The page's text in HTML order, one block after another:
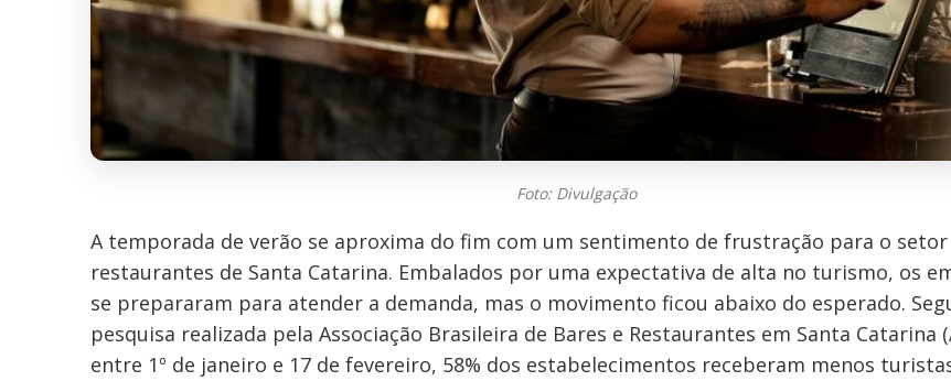
Foto: Divulgação
A temporada de verão se aproxima do fim com um sentimento de frustração para o setor
restaurantes de Santa Catarina. Embalados por uma expectativa de alta no turismo, os
se prepararam para atender a demanda, mas o movimento ficou abaixo do esperado.
pesquisa realizada pela Associação Brasileira de Bares e Restaurantes em Santa Catarina
entre 1º de janeiro e 17 de fevereiro, 58% dos estabelecimentos receberam menos